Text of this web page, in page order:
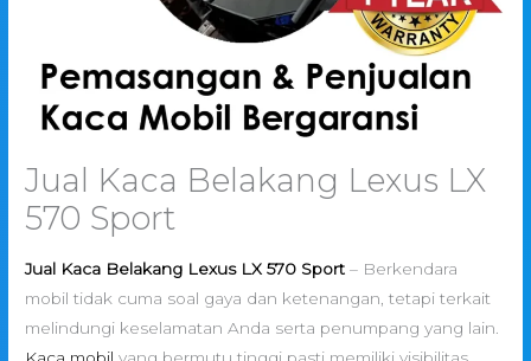
Jual Kaca Belakang Lexus LX
570 Sport
Jual Kaca Belakang Lexus LX 570 Sport – Berkendara
mobil tidak cuma soal gaya dan ketenangan, tetapi terkait
melindungi keselamatan Anda serta penumpang yang lain.